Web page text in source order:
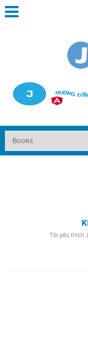
Tôi yêu thích